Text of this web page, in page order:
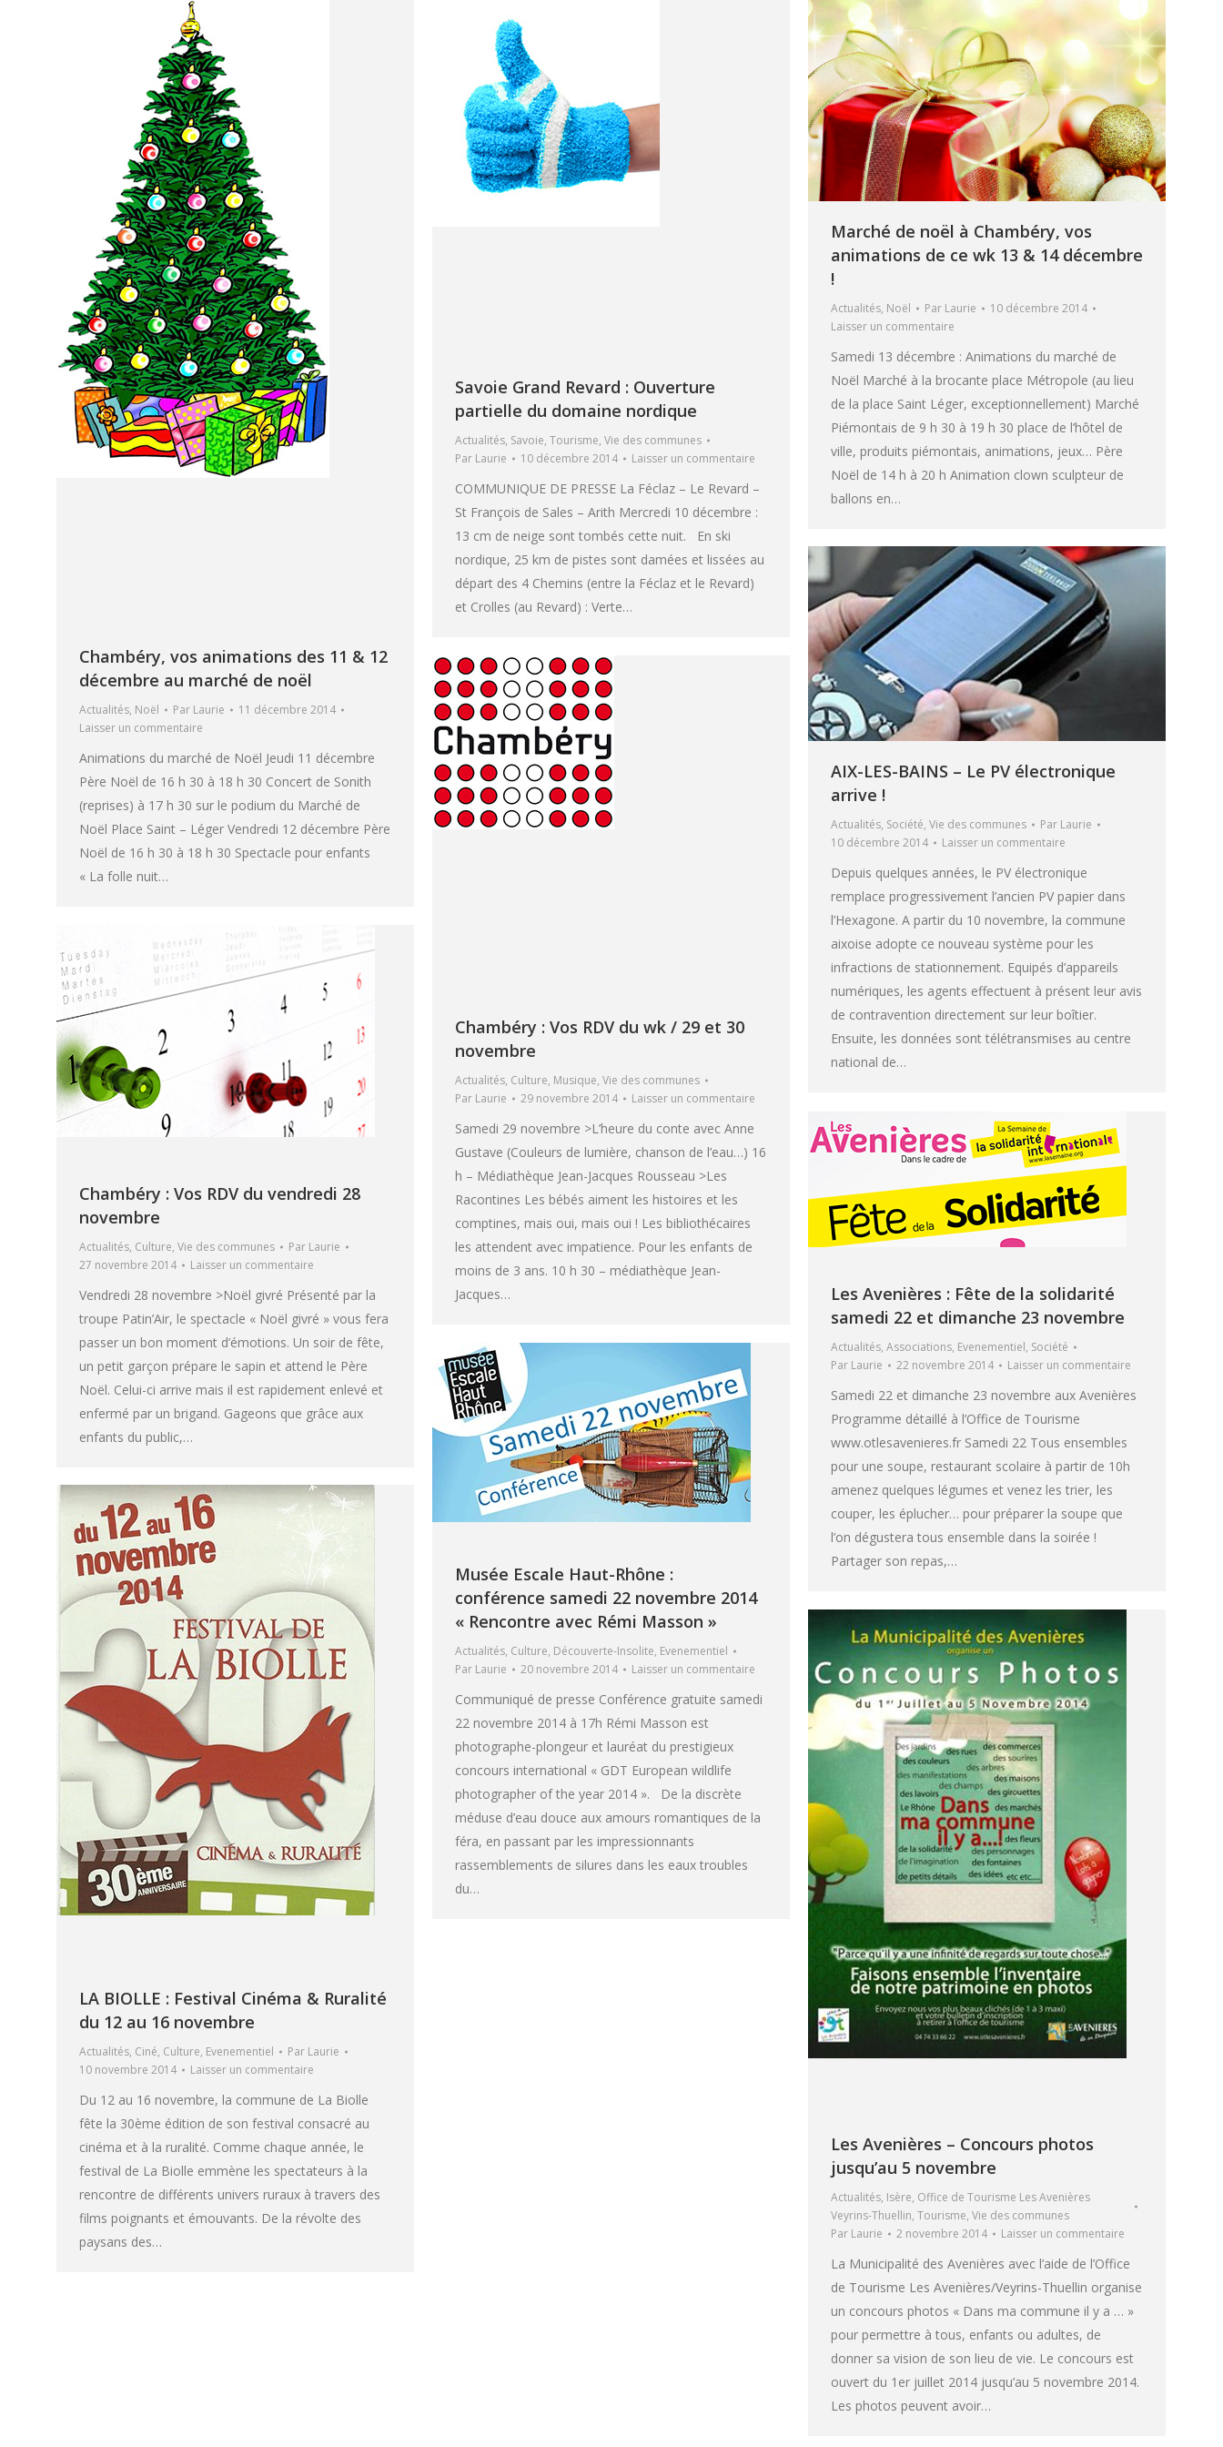
Chambéry, vos animations des 11 & 12
décembre au marché de noël
Actualités, Noël Par Laurie
11 décembre 2014
Laisser un commentaire
Animations du marché de Noël Jeudi 11 décembre
Père Noël de 16 h 30 à 18 h 30 Concert de Sonith
(reprises) à 17 h 30 sur le podium du Marché de
Noël Place Saint – Léger Vendredi 12 décembre Père
Noël de 16 h 30 à 18 h 30 Spectacle pour enfants
« La folle nuit…
Savoie Grand Revard : Ouverture
partielle du domaine nordique
Actualités, Savoie, Tourisme, Vie des communes
Par Laurie 10 décembre 2014 Laisser un commentaire
COMMUNIQUE DE PRESSE La Féclaz – Le Revard –
St François de Sales – Arith Mercredi 10 décembre :
13 cm de neige sont tombés cette nuit. En ski
nordique, 25 km de pistes sont damées et lissées au
départ des 4 Chemins (entre la Féclaz et le Revard)
et Crolles (au Revard) : Verte…
Marché de noël à Chambéry, vos
animations de ce wk 13 & 14 décembre
!
Actualités, Noël Par Laurie
10 décembre 2014
Laisser un commentaire
Samedi 13 décembre : Animations du marché de
Noël Marché à la brocante place Métropole (au lieu
de la place Saint Léger, exceptionnellement) Marché
Piémontais de 9 h 30 à 19 h 30 place de l’hôtel de
ville, produits piémontais, animations, jeux… Père
Noël de 14 h à 20 h Animation clown sculpteur de
ballons en…
AIX-LES-BAINS – Le PV électronique
arrive !
Actualités, Société, Vie des communes Par Laurie
10 décembre 2014
Laisser un commentaire
Depuis quelques années, le PV électronique
remplace progressivement l’ancien PV papier dans
l’Hexagone. A partir du 10 novembre, la commune
aixoise adopte ce nouveau système pour les
infractions de stationnement. Equipés d’appareils
numériques, les agents effectuent à présent leur avis
de contravention directement sur leur boîtier.
Ensuite, les données sont télétransmises au centre
national de…
Chambéry : Vos RDV du wk / 29 et 30
novembre
Actualités, Culture, Musique, Vie des communes
Par Laurie 29 novembre 2014 Laisser un commentaire
Samedi 29 novembre >L’heure du conte avec Anne
Gustave (Couleurs de lumière, chanson de l’eau…) 16
h – Médiathèque Jean-Jacques Rousseau >Les
Racontines Les bébés aiment les histoires et les
comptines, mais oui, mais oui ! Les bibliothécaires
les attendent avec impatience. Pour les enfants de
moins de 3 ans. 10 h 30 – médiathèque Jean-
Jacques…
Chambéry : Vos RDV du vendredi 28
novembre
Actualités, Culture, Vie des communes Par Laurie
27 novembre 2014
Laisser un commentaire
Vendredi 28 novembre >Noël givré Présenté par la
troupe Patin’Air, le spectacle « Noël givré » vous fera
passer un bon moment d’émotions. Un soir de fête,
un petit garçon prépare le sapin et attend le Père
Noël. Celui-ci arrive mais il est rapidement enlevé et
enfermé par un brigand. Gageons que grâce aux
enfants du public,…
Les Avenières : Fête de la solidarité
samedi 22 et dimanche 23 novembre
Actualités, Associations, Evenementiel, Société
Par Laurie 22 novembre 2014 Laisser un commentaire
Samedi 22 et dimanche 23 novembre aux Avenières
Programme détaillé à l’Office de Tourisme
www.otlesavenieres.fr Samedi 22 Tous ensembles
pour une soupe, restaurant scolaire à partir de 10h
amenez quelques légumes et venez les trier, les
couper, les éplucher… pour préparer la soupe que
l’on dégustera tous ensemble dans la soirée !
Partager son repas,…
Musée Escale Haut-Rhône :
conférence samedi 22 novembre 2014
« Rencontre avec Rémi Masson »
Actualités, Culture, Découverte-Insolite, Evenementiel
Par Laurie 20 novembre 2014 Laisser un commentaire
Communiqué de presse Conférence gratuite samedi
22 novembre 2014 à 17h Rémi Masson est
photographe-plongeur et lauréat du prestigieux
concours international « GDT European wildlife
photographer of the year 2014 ». De la discrète
méduse d’eau douce aux amours romantiques de la
féra, en passant par les impressionnants
rassemblements de silures dans les eaux troubles
du…
LA BIOLLE : Festival Cinéma & Ruralité
du 12 au 16 novembre
Actualités, Ciné, Culture, Evenementiel Par Laurie
10 novembre 2014
Laisser un commentaire
Du 12 au 16 novembre, la commune de La Biolle
fête la 30ème édition de son festival consacré au
cinéma et à la ruralité. Comme chaque année, le
festival de La Biolle emmène les spectateurs à la
rencontre de différents univers ruraux à travers des
films poignants et émouvants. De la révolte des
paysans des…
Les Avenières – Concours photos
jusqu’au 5 novembre
Actualités, Isère, Office de Tourisme Les Avenières
Veyrins-Thuellin, Tourisme, Vie des communes
Par Laurie 2 novembre 2014 Laisser un commentaire
La Municipalité des Avenières avec l’aide de l’Office
de Tourisme Les Avenières/Veyrins-Thuellin organise
un concours photos « Dans ma commune il y a … »
pour permettre à tous, enfants ou adultes, de
donner sa vision de son lieu de vie. Le concours est
ouvert du 1er juillet 2014 jusqu’au 5 novembre 2014.
Les photos peuvent avoir…